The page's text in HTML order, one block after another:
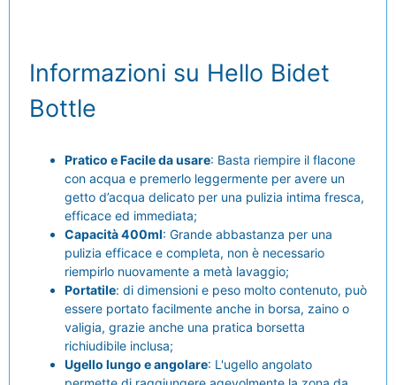
Informazioni su Hello Bidet
Bottle
Pratico e Facile da usare: Basta riempire il flacone
con acqua e premerlo leggermente per avere un
getto d’acqua delicato per una pulizia intima fresca,
efficace ed immediata;
Capacità 400ml: Grande abbastanza per una
pulizia efficace e completa, non è necessario
riempirlo nuovamente a metà lavaggio;
Portatile: di dimensioni e peso molto contenuto, può
essere portato facilmente anche in borsa, zaino o
valigia, grazie anche una pratica borsetta
richiudibile inclusa;
Ugello lungo e angolare: L'ugello angolato